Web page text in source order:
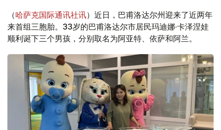
（哈萨克国际通讯社讯）近日，巴甫洛达尔州迎来了近两年
来首组三胞胎。33岁的巴甫洛达尔市居民玛迪娜·卡泽涅娃
顺利诞下三个男孩，分别取名为阿亚特、依萨和阿兰。